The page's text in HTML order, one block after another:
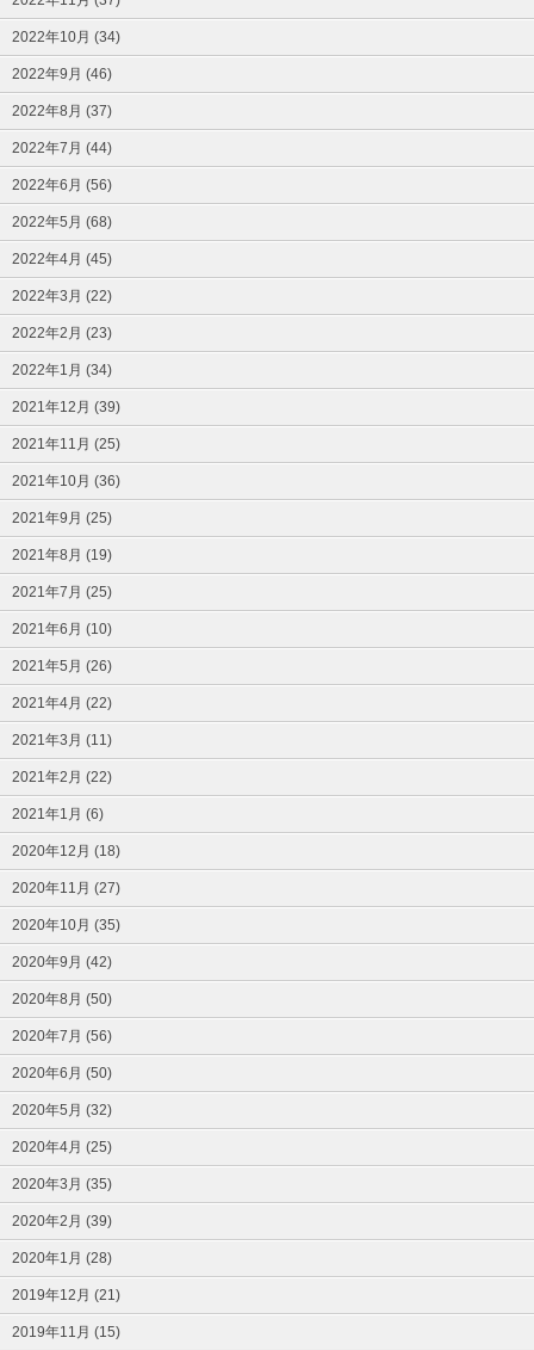
2022年10月 (34)
2022年9月 (46)
2022年8月 (37)
2022年7月 (44)
2022年6月 (56)
2022年5月 (68)
2022年4月 (45)
2022年3月 (22)
2022年2月 (23)
2022年1月 (34)
2021年12月 (39)
2021年11月 (25)
2021年10月 (36)
2021年9月 (25)
2021年8月 (19)
2021年7月 (25)
2021年6月 (10)
2021年5月 (26)
2021年4月 (22)
2021年3月 (11)
2021年2月 (22)
2021年1月 (6)
2020年12月 (18)
2020年11月 (27)
2020年10月 (35)
2020年9月 (42)
2020年8月 (50)
2020年7月 (56)
2020年6月 (50)
2020年5月 (32)
2020年4月 (25)
2020年3月 (35)
2020年2月 (39)
2020年1月 (28)
2019年12月 (21)
2019年11月 (15)